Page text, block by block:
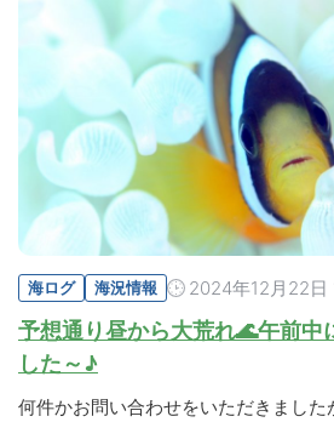
海ログ 海況情報 2024年12月22日
予想通り昼から大荒れ🌊午前中
した～♪
何件かお問い合わせをいただきまし